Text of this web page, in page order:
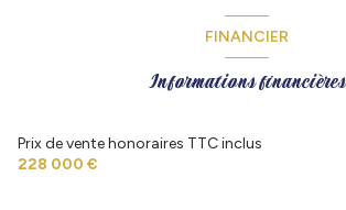
FINANCIER
Informations financières
Prix de vente honoraires TTC inclus
228 000 €